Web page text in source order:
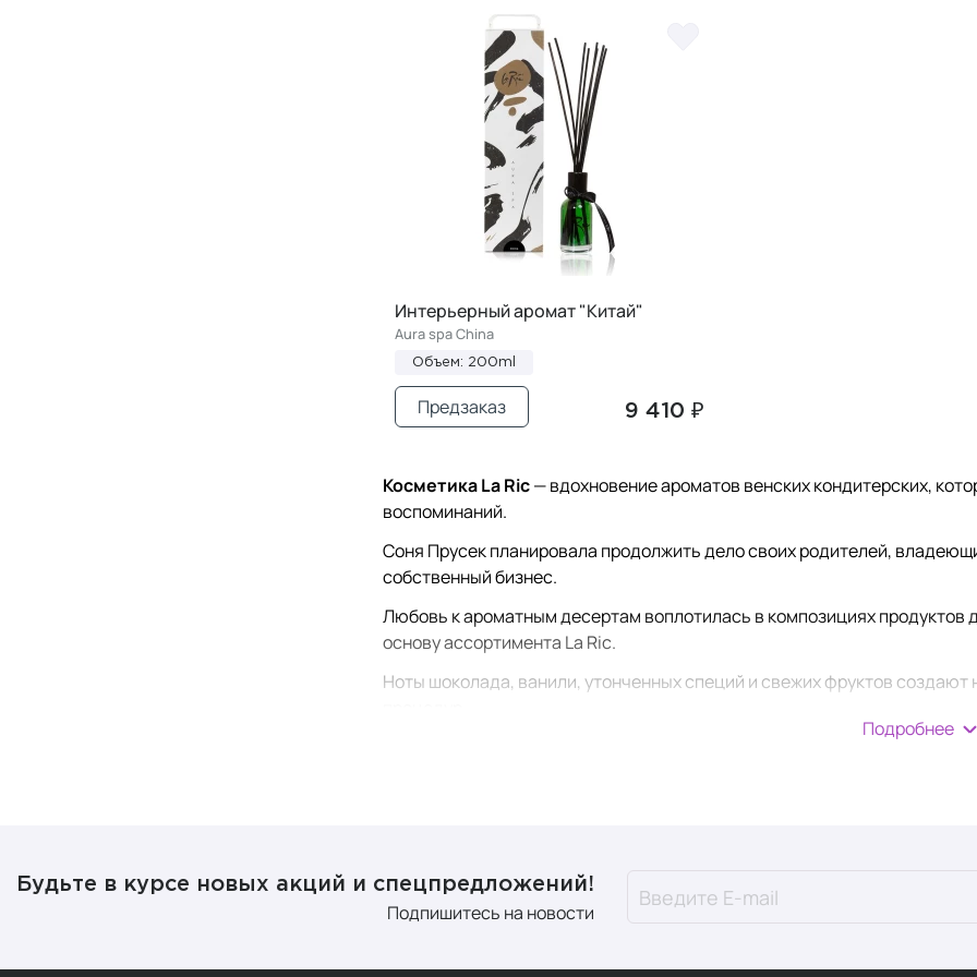
Интерьерный аромат "Китай"
Aura spa China
Объем: 200ml
9 410 ₽
Предзаказ
Косметика La Ric— вдохновение ароматов венских кондитерских,
воспоминаний.
Соня Прусек планировала продолжить дело своих родителей,
собственный бизнес.
Любовь к ароматным десертам воплотилась в композициях продуктов
основу ассортимента La Ric.
Ноты шоколада, ванили, утонченных специй и свежих фруктов
много средств различных форматов с конкретным направлением
безупречные текстуры;
Подробнее
Будьте в курсе новых акций и спецпредложений!
Подпишитесь на новости